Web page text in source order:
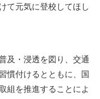
て元気に登校してほし
及・浸透を図り、交通
慣付けるとともに、国
組を推進することによ